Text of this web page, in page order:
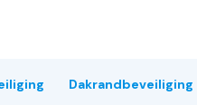
Dakrandbeveiliging